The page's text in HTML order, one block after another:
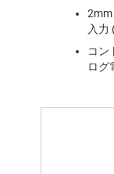
2mm
入力
コン
ログ